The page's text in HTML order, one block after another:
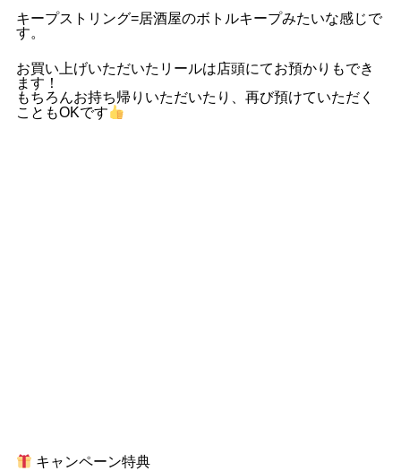
キープストリング=居酒屋のボトルキープみたいな感じで
す。
お買い上げいただいたリールは店頭にてお預かりもでき
ます！
もちろんお持ち帰りいただいたり、再び預けていただく
こともOKです
キャンペーン特典